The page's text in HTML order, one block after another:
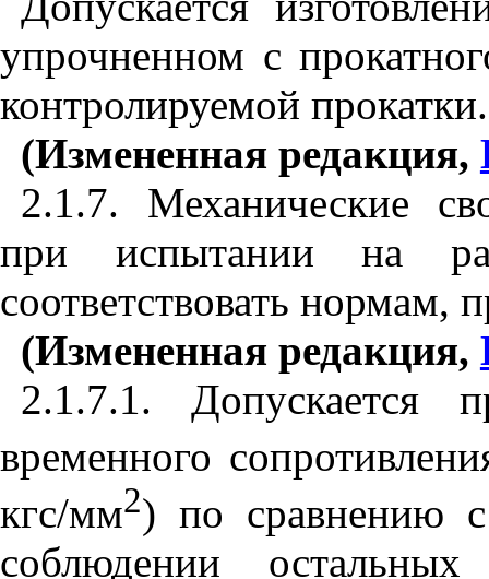
упрочненном с
контролируемой прокатки.
(Измененная редакция,
2.1.7. Механические
при испытании на
соответствовать нормам,
(Измененная редакция,
2.1.7.1. Допускается
временного
кгс/мм2) по сравнению
соблюдении